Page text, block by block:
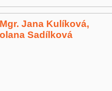
Jana Kulíková,
Sadílková